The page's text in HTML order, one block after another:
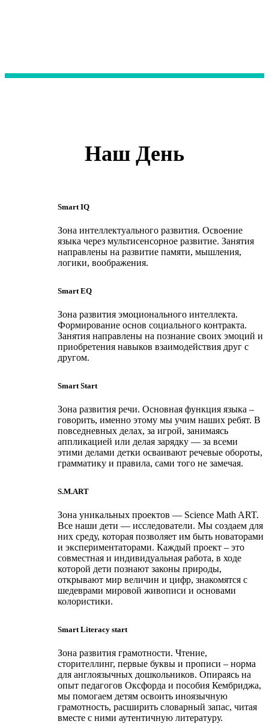
Наш День
Smart IQ
Зона интеллектуального развития. Освоение
языка через мультисенсорное развитие. Занятия
направлены на развитие памяти, мышления,
логики, воображения.
Smart EQ
Зона развития эмоционального интеллекта.
Формирование основ социального контракта.
Занятия направлены на познание своих эмоций и
приобретения навыков взаимодействия друг с
другом.
Smart Start
Зона развития речи. Основная функция языка –
говорить, именно этому мы учим наших ребят. В
повседневных делах, за игрой, занимаясь
аппликацией или делая зарядку — за всеми
этими делами детки осваивают речевые обороты,
грамматику и правила, сами того не замечая.
S.M.ART
Зона уникальных проектов — Science Math ART.
Все наши дети — исследователи. Мы создаем для
них среду, которая позволяет им быть новаторами
и экспериментаторами. Каждый проект – это
совместная и индивидуальная работа, в ходе
которой дети познают законы природы,
открывают мир величин и цифр, знакомятся с
шедеврами мировой живописи и основами
колористики.
Smart Literacy start
Зона развития грамотности. Чтение,
сторителлинг, первые буквы и прописи – норма
для англоязычных дошкольников. Опираясь на
опыт педагогов Оксфорда и пособия Кембриджа,
мы помогаем детям освоить иноязычную
грамотность, расширить словарный запас, читая
вместе с ними аутентичную литературу.